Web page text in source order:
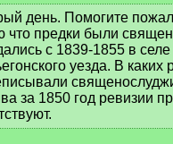
день. Помогите
что предки были
с 1839-1855 в
уезда. В каких
за 1850 год ревизии